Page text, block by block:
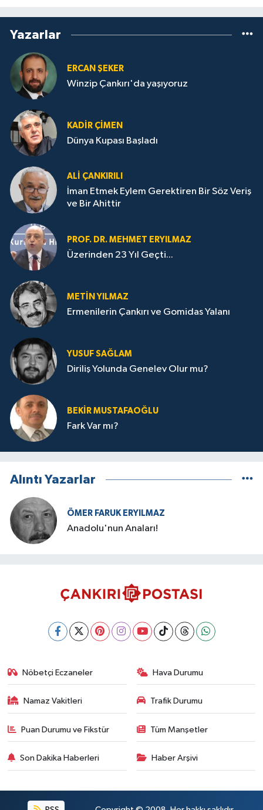
Yazarlar
ERCAN ŞEKER
Winzip Çankırı'da yaşıyoruz
KADIR ÇIMEN
Dünya Kupası Başladı
ALI ÇANKIRILI
İman Etmek Eylem Gerektiren Bir Söz Veriş
ve Bir Ahittir
PROF. DR. MEHMET ERYILMAZ
Üzerinden 23 Yıl Geçti...
METIN YILMAZ
Ermenilerin Çankırı ve Gomidas Yalanı
YUSUF SAĞLAM
Diriliş Yolunda Genelev Olur mu?
BEKIR MUSTAFAOĞLU
Fark Var mı?
Alıntı Yazarlar
ÖMER FARUK ERYILMAZ
Anadolu'nun Anaları!
Nöbetçi Eczaneler Hava Durumu
Namaz Vakitleri Trafik Durumu
Puan Durumu ve Fikstür Tüm Manşetler
Son Dakika Haberleri Haber Arşivi